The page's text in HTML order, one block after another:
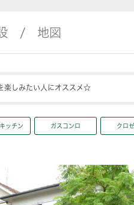
地図
楽しみたい人にオススメ☆
ッチン ガスコンロ クロ